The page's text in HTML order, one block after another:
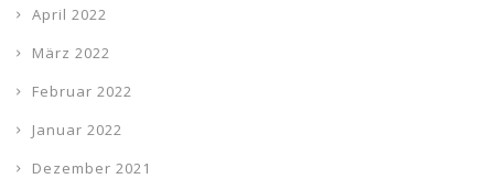
April 2022
März 2022
Februar 2022
Januar 2022
Dezember 2021